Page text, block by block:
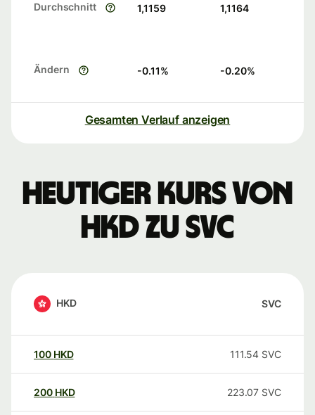
Durchschnitt 1,1159 1,1164
Ändern -0.11% -0.20%
Gesamten Verlauf anzeigen
Heutiger Kurs von
HKD zu SVC
HKD SVC
100 HKD 111.54 SVC
200 HKD 223.07 SVC